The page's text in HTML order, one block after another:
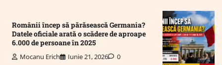
Românii încep să părăsească Germania?
Datele oficiale arată o scădere de aproape
6.000 de persoane în 2025
Mocanu Erich Iunie 21, 2026 0